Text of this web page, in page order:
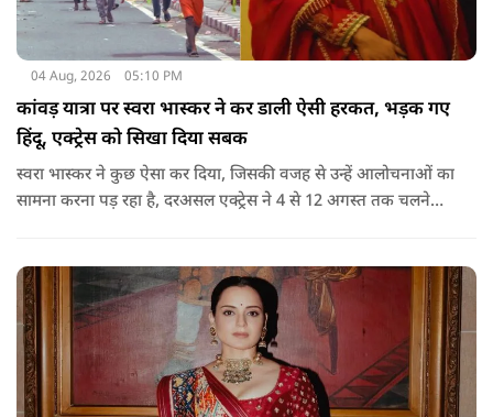
04 Aug, 2026 05:10 PM
कांवड़ यात्रा पर स्वरा भास्कर ने कर डाली ऐसी हरकत, भड़क गए
हिंदू, एक्ट्रेस को सिखा दिया सबक
स्वरा भास्कर ने कुछ ऐसा कर दिया, जिसकी वजह से उन्हें आलोचनाओं का
सामना करना पड़ रहा है, दरअसल एक्ट्रेस ने 4 से 12 अगस्त तक चलने
भास्कर ने अपनी भड़ास निकाली है.